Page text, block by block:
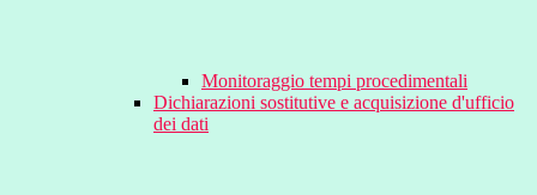
Monitoraggio tempi procedimentali
Dichiarazioni sostitutive e acquisizione d'ufficio
dei dati